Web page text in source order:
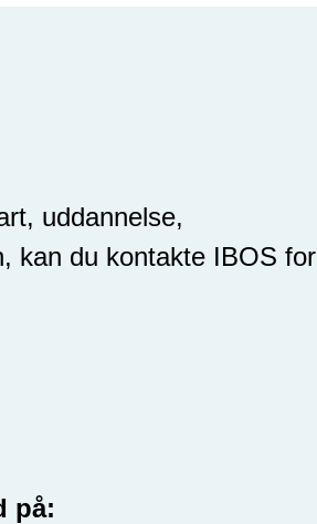
uddannelse,
kan du kontakte IBOS for
på: